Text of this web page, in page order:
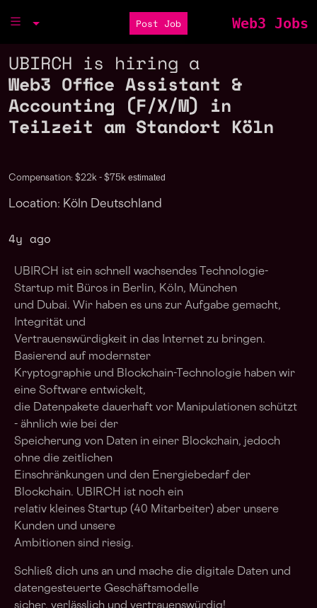
Post Job Web3 Jobs
UBIRCH is hiring a
Web3 Office Assistant &
Accounting (F/X/M) in
Teilzeit am Standort Köln
Compensation: $22k - $75k estimated
Location: Köln Deutschland
4y ago
UBIRCH ist ein schnell wachsendes Technologie-
Startup mit Büros in Berlin, Köln, München
und Dubai. Wir haben es uns zur Aufgabe gemacht,
Integrität und
Vertrauenswürdigkeit in das Internet zu bringen.
Basierend auf modernster
Kryptographie und Blockchain-Technologie haben wir
eine Software entwickelt,
die Datenpakete dauerhaft vor Manipulationen schützt
- ähnlich wie bei der
Speicherung von Daten in einer Blockchain, jedoch
ohne die zeitlichen
Einschränkungen und den Energiebedarf der
Blockchain. UBIRCH ist noch ein
relativ kleines Startup (40 Mitarbeiter) aber unsere
Kunden und unsere
Ambitionen sind riesig.
Schließ dich uns an und mache die digitale Daten und
datengesteuerte Geschäftsmodelle